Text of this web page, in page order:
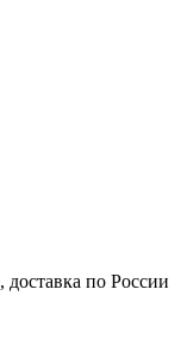
доставка по России